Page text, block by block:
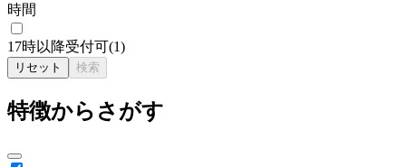
時間
17時以降受付可(1)
リセット 検索
特徴からさがす